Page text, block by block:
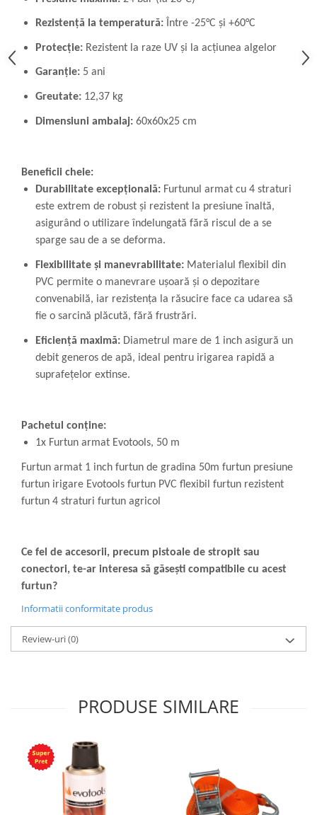
Rezistență la temperatură: Între -25°C și +60°C
Protecție: Rezistent la raze UV și la acțiunea algelor
Garanție: 5 ani
Greutate: 12,37 kg
Dimensiuni ambalaj: 60x60x25 cm
Beneficii cheie:
Durabilitate excepțională: Furtunul armat cu 4 straturi
este extrem de robust și rezistent la presiune înaltă,
asigurând o utilizare îndelungată fără riscul de a se
sparge sau de a se deforma.
Flexibilitate și manevrabilitate: Materialul flexibil din
PVC permite o manevrare ușoară și o depozitare
convenabilă, iar rezistența la răsucire face ca udarea să
fie o sarcină plăcută, fără frustrări.
Eficiență maximă: Diametrul mare de 1 inch asigură un
debit generos de apă, ideal pentru irigarea rapidă a
suprafețelor extinse.
Pachetul conține:
1x Furtun armat Evotools, 50 m
Furtun armat 1 inch furtun de gradina 50m furtun presiune
furtun irigare Evotools furtun PVC flexibil furtun rezistent
furtun 4 straturi furtun agricol
Ce fel de accesorii, precum pistoale de stropit sau
conectori, te-ar interesa să găsești compatibile cu acest
furtun?
Informatii conformitate produs
Review-uri(0)
PRODUSE SIMILARE